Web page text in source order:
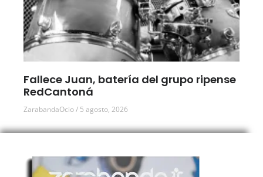
Fallece Juan, batería del grupo ripense
RedCantoná
ZarabandaOcio 5 agosto, 2026